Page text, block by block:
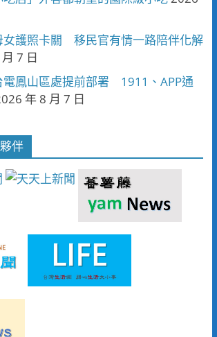
女護照卡關 移民官有情一路陪伴化解
7 日
電鳳山區處提前部署 1911、APP通
年 8 月 7 日
伴